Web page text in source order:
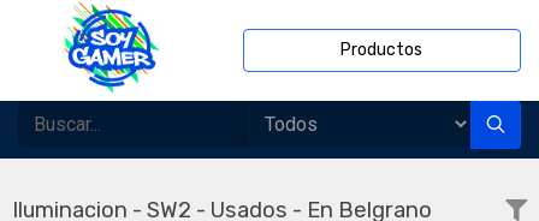
Productos
Iluminacion - SW2 - Usados - En Belgrano